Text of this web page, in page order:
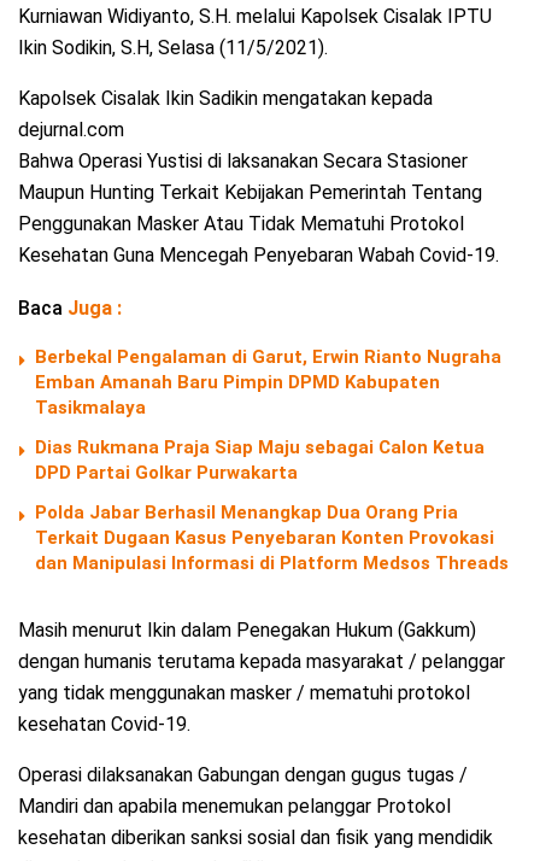
Kurniawan Widiyanto, S.H. melalui Kapolsek Cisalak IPTU
Ikin Sodikin, S.H, Selasa (11/5/2021).
Kapolsek Cisalak Ikin Sadikin mengatakan kepada
dejurnal.com
Bahwa Operasi Yustisi di laksanakan Secara Stasioner
Maupun Hunting Terkait Kebijakan Pemerintah Tentang
Penggunakan Masker Atau Tidak Mematuhi Protokol
Kesehatan Guna Mencegah Penyebaran Wabah Covid-19.
Baca Juga :
Berbekal Pengalaman di Garut, Erwin Rianto Nugraha
Emban Amanah Baru Pimpin DPMD Kabupaten
Tasikmalaya
Dias Rukmana Praja Siap Maju sebagai Calon Ketua
DPD Partai Golkar Purwakarta
Polda Jabar Berhasil Menangkap Dua Orang Pria
Terkait Dugaan Kasus Penyebaran Konten Provokasi
dan Manipulasi Informasi di Platform Medsos Threads
Masih menurut Ikin dalam Penegakan Hukum (Gakkum)
dengan humanis terutama kepada masyarakat / pelanggar
yang tidak menggunakan masker / mematuhi protokol
kesehatan Covid-19.
Operasi dilaksanakan Gabungan dengan gugus tugas /
Mandiri dan apabila menemukan pelanggar Protokol
kesehatan diberikan sanksi sosial dan fisik yang mendidik